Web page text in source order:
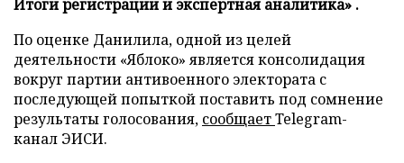
Итоги регистрации и экспертная аналитика» .
По оценке Данилила, одной из целей
деятельности «Яблоко» является консолидация
вокруг партии антивоенного электората с
последующей попыткой поставить под сомнение
результаты голосования, сообщаетTelegram-
канал ЭИСИ.